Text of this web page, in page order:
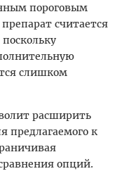
пороговым
считается
слишком
расширить
предлагаемого к
опций.